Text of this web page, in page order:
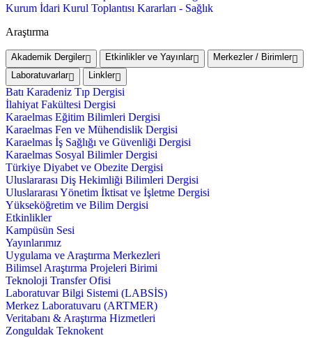
Kurum İdari Kurul Toplantısı Kararları - Sağlık
Araştırma
Akademik Dergiler Etkinlikler ve Yayınlar
Merkezler / Birimler
Laboratuvarlar
Linkler
Batı Karadeniz Tıp Dergisi
İlahiyat Fakültesi Dergisi
Karaelmas Eğitim Bilimleri Dergisi
Karaelmas Fen ve Mühendislik Dergisi
Karaelmas İş Sağlığı ve Güvenliği Dergisi
Karaelmas Sosyal Bilimler Dergisi
Türkiye Diyabet ve Obezite Dergisi
Uluslararası Diş Hekimliği Bilimleri Dergisi
Uluslararası Yönetim İktisat ve İşletme Dergisi
Yükseköğretim ve Bilim Dergisi
Etkinlikler
Kampüsün Sesi
Yayınlarımız
Uygulama ve Araştırma Merkezleri
Bilimsel Araştırma Projeleri Birimi
Teknoloji Transfer Ofisi
Laboratuvar Bilgi Sistemi (LABSİS)
Merkez Laboratuvaru (ARTMER)
Veritabanı & Araştırma Hizmetleri
Zonguldak Teknokent